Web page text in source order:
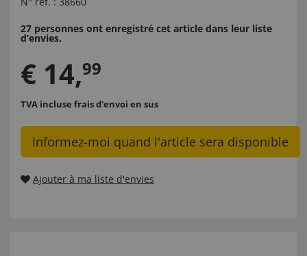
27 personnes ont enregistré cet article dans leur liste
d’envies.
€ 14,99
TVA incluse frais d'envoi en sus
Informez-moi quand l'article sera disponible
Ajouter à ma liste d'envies